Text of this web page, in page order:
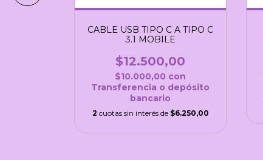
CABLE USB TIPO C A TIPO C
3.1 MOBILE
$12.500,00
$10.000,00 con
Transferencia o depósito
bancario
2 cuotas sin interés de $6.250,00